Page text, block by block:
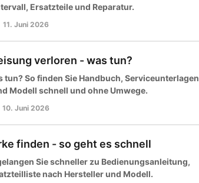
Ersatzteile und Reparatur.
11. Juni 2026
verloren - was tun?
So finden Sie Handbuch, Serviceunterlagen
Modell schnell und ohne Umwege.
10. Juni 2026
finden - so geht es schnell
Sie schneller zu Bedienungsanleitung,
nach Hersteller und Modell.